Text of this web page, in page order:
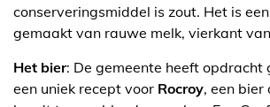
conserveringsmiddel is zout. Het is
gemaakt van rauwe melk, vierkant
Het bier: De gemeente heeft opdracht
een uniek recept voor Rocroy, een